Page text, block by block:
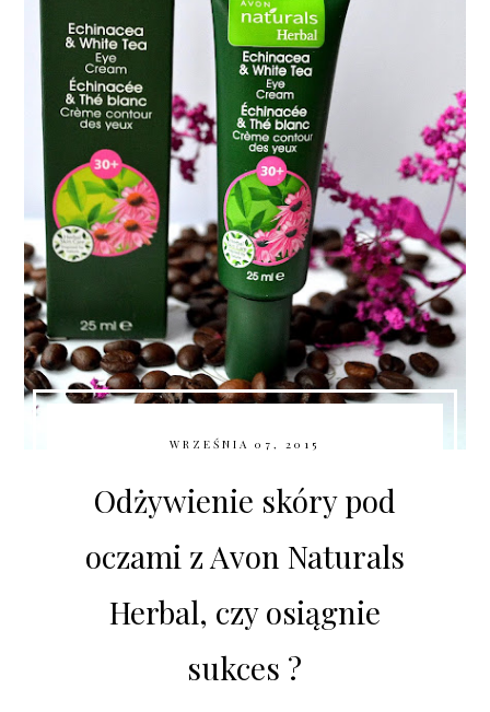
WRZEŚNIA 07, 2015
Odżywienie skóry pod
oczami z Avon Naturals
Herbal, czy osiągnie
sukces ?